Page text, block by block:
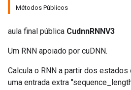
Métodos Públicos
aula final pública CudnnRNNV3
Um RNN apoiado por cuDNN.
Calcula o RNN a partir dos
uma entrada extra